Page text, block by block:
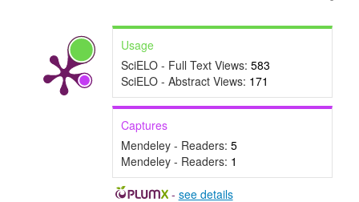
Usage
SciELO - Full Text Views: 583
SciELO - Abstract Views: 171
Captures
Mendeley - Readers: 5
Mendeley - Readers: 1
- see details